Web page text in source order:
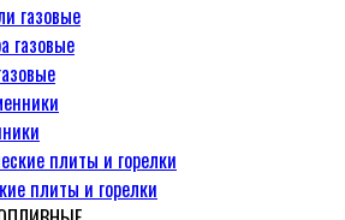
газовые
плиты и горелки